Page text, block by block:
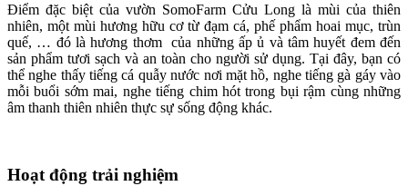
Điểm đặc biệt của vườn SomoFarm Cửu Long là mùi của thiên
nhiên, một mùi hương hữu cơ từ đạm cá, phế phẩm hoai mục, trùn
quế, … đó là hương thơm của những ấp ủ và tâm huyết đem đến
sản phẩm tươi sạch và an toàn cho người sử dụng. Tại đây, bạn có
thể nghe thấy tiếng cá quẫy nước nơi mặt hồ, nghe tiếng gà gáy vào
mỗi buổi sớm mai, nghe tiếng chim hót trong bụi rậm cùng những
âm thanh thiên nhiên thực sự sống động khác.
Hoạt động trải nghiệm